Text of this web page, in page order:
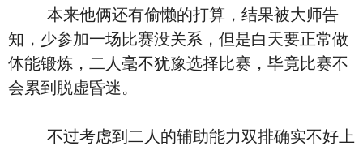
本来他俩还有偷懒的打算，结果被大师告
知，少参加一场比赛没关系，但是白天要正常做
体能锻炼，二人毫不犹豫选择比赛，毕竟比赛不
会累到脱虚昏迷。
不过考虑到二人的辅助能力双排确实不好上